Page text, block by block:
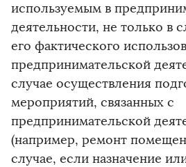
используемым в
деятельности, не только в
его фактического
предпринимательской
случае осуществления
мероприятий, связанных с
предпринимательской
(например, ремонт
случае, если назначение